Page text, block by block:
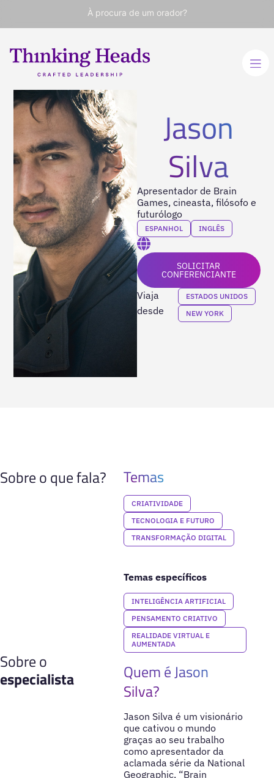
À procura de um orador?
Jason
Silva
Apresentador de Brain
Games, cineasta, filósofo e
futurólogo
ESPANHOL INGLÊS
SOLICITAR
CONFERENCIANTE
Viaja
desde
ESTADOS UNIDOS
NEW YORK
Sobre o que fala? Temas
CRIATIVIDADE
TECNOLOGIA E FUTURO
TRANSFORMAÇÃO DIGITAL
Temas específicos
INTELIGÊNCIA ARTIFICIAL
PENSAMENTO CRIATIVO
REALIDADE VIRTUAL E
AUMENTADA
Sobre o
especialista
Quem é Jason
Silva?
Jason Silva é um visionário
que cativou o mundo
graças ao seu trabalho
como apresentador da
aclamada série da National
Geographic, “Brain